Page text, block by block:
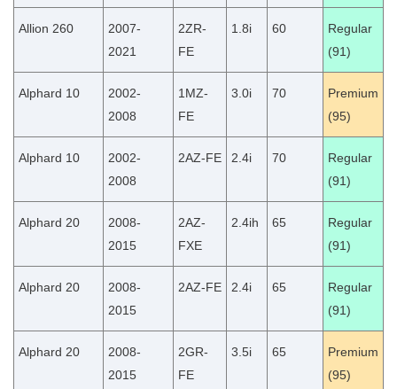
Allion 260
2007-
2021
2ZR-
FE
1.8i 60
Regular
(91)
Alphard 10
2002-
2008
1MZ-
FE
3.0i 70
Premium
(95)
Alphard 10
2002-
2008
2AZ-FE 2.4i 70
Regular
(91)
Alphard 20
2008-
2015
2AZ-
FXE
2.4ih 65
Regular
(91)
Alphard 20
2008-
2015
2AZ-FE 2.4i 65
Regular
(91)
Alphard 20
2008-
2015
2GR-
FE
3.5i 65
Premium
(95)